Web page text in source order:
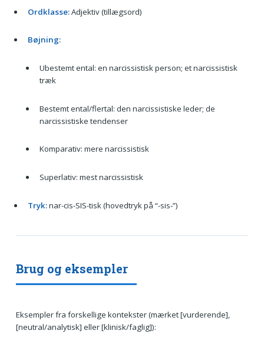
Ordklasse:Adjektiv (tillægsord)
Bøjning:
Ubestemt ental: en narcissistisk person; et narcissistisk
træk
Bestemt ental/flertal: den narcissistiske leder; de
narcissistiske tendenser
Komparativ: mere narcissistisk
Superlativ: mest narcissistisk
Tryk:nar-cis-SIS-tisk (hovedtryk på “-sis-”)
Brug og eksempler
Eksempler fra forskellige kontekster (mærket [vurderende],
[neutral/analytisk] eller [klinisk/faglig]):